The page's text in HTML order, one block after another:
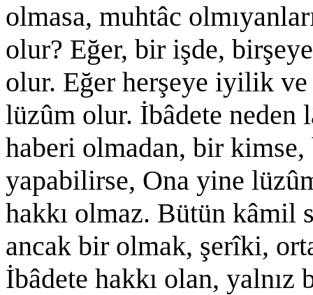
olmasa, muhtâc
olur? Eğer, bir işde,
olur. Eğer herşeye iyilik
lüzûm olur. İbâdete neden
haberi olmadan, bir
yapabilirse, Ona yine
hakkı olmaz. Bütün kâmil
ancak bir olmak, şerîki,
İbâdete hakkı olan, yalnız